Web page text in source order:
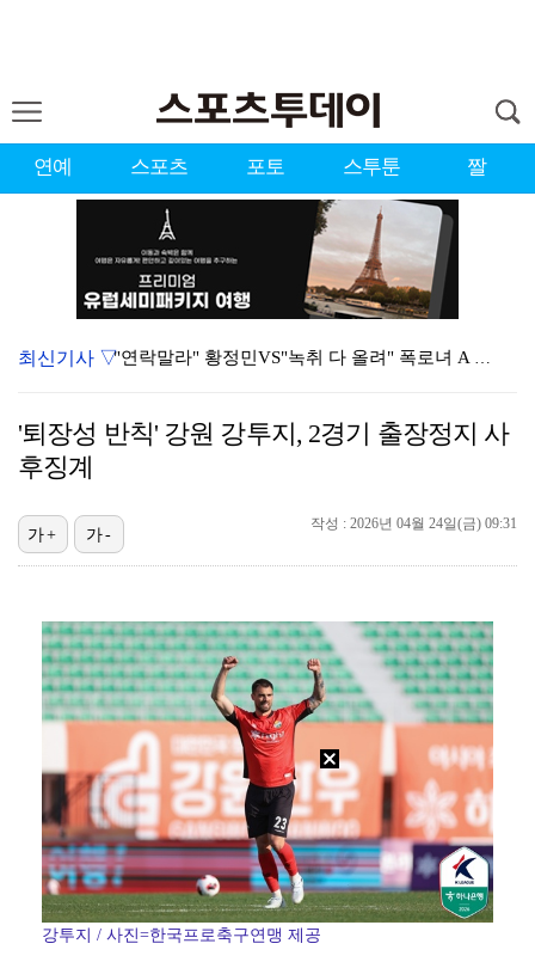
연예 스포츠 포토 스투툰 짤
"연락말라" 황정민VS"녹취 다 올려" 폭로녀 A 씨,…
이강인, 드디어 아틀레티코 선수단과 만났다…시메오네 감…
KBO, 기록적인 폭염으로 9일까지 리그 중단…내달 6…
'나솔' 24기 옥순, 출연료 미지급 폭로 "1년 넘게…
김혜성, 마이너리그 트리플A서 4경기 연속 무안타 침묵…
'오디세이'·'스파이더맨4', 박스오피스 투톱…기록 경…
'폭염 영향' 프로야구, 9일까지 리그 중단 결정…11…
최신기사 ▽
'퇴장성 반칙' 강원 강투지, 2경기 출장정지 사
후징계
작성 : 2026년 04월 24일(금) 09:31
가+ 가-
강투지 / 사진=한국프로축구연맹 제공